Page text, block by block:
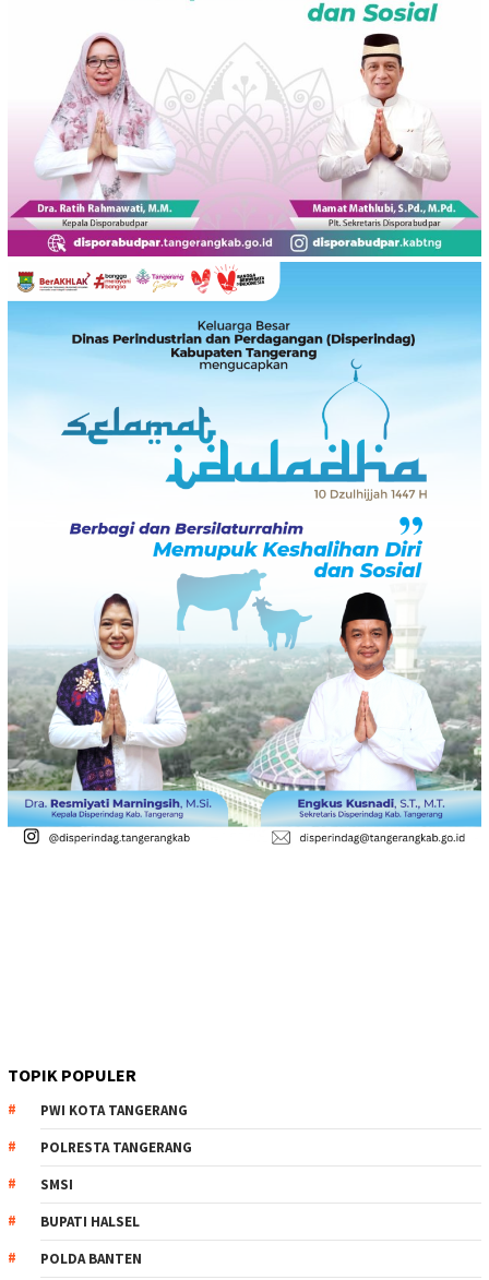
TOPIK POPULER
PWI KOTA TANGERANG
POLRESTA TANGERANG
SMSI
BUPATI HALSEL
POLDA BANTEN